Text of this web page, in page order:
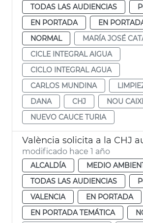
TODAS LAS AUDIENCIAS
EN PORTADA
EN
NORMAL
MARÍA JOSÉ
CICLE INTEGRAL AIGUA
CICLO INTEGRAL AGUA
CARLOS MUNDINA
DANA
CHJ
NOU
NUEVO CAUCE TURIA
modificado hace 1 año
ALCALDÍA
MEDIO
TODAS LAS AUDIENCIAS
VALENCIA
EN PORTADA
EN PORTADA TEMÁTICA